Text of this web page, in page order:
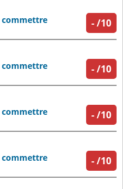
-/10
commettre
-/10
commettre
-/10
commettre
-/10
commettre